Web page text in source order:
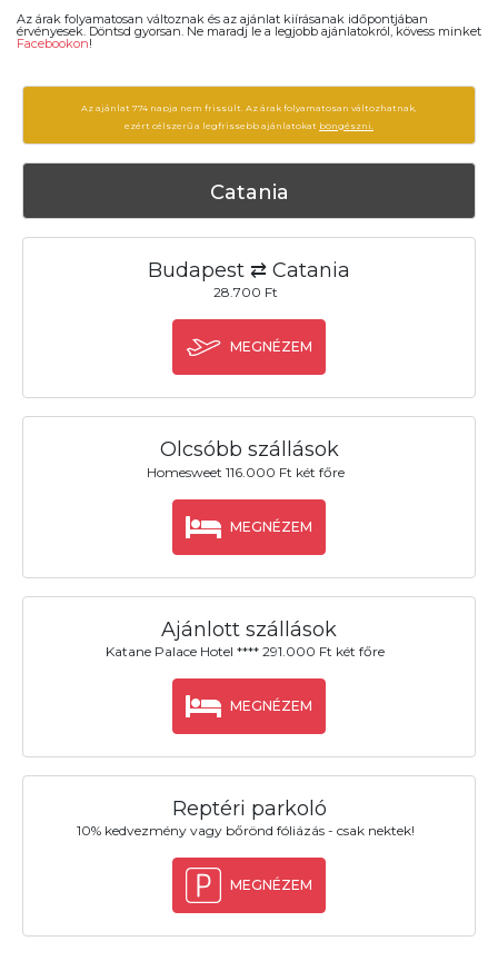
Az árak folyamatosan változnak és az ajánlat kiírásanak időpontjában
érvényesek. Döntsd gyorsan. Ne maradj le a legjobb ajánlatokról, kövess minket
Facebookon!
Az ajánlat 774 napja nem frissült. Az árak folyamatosan változhatnak,
ezért célszerű a legfrissebb ajánlatokat böngészni.
Catania
Budapest ⇄ Catania
28.700 Ft
MEGNÉZEM
Olcsóbb szállások
Homesweet 116.000 Ft két főre
MEGNÉZEM
Ajánlott szállások
Katane Palace Hotel **** 291.000 Ft két főre
MEGNÉZEM
Reptéri parkoló
10% kedvezmény vagy bőrönd fóliázás - csak nektek!
MEGNÉZEM